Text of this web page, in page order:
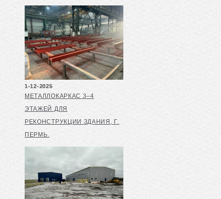
1-12-2025
МЕТАЛЛОКАРКАС 3–4
ЭТАЖЕЙ ДЛЯ
РЕКОНСТРУКЦИИ ЗДАНИЯ, Г.
ПЕРМЬ.